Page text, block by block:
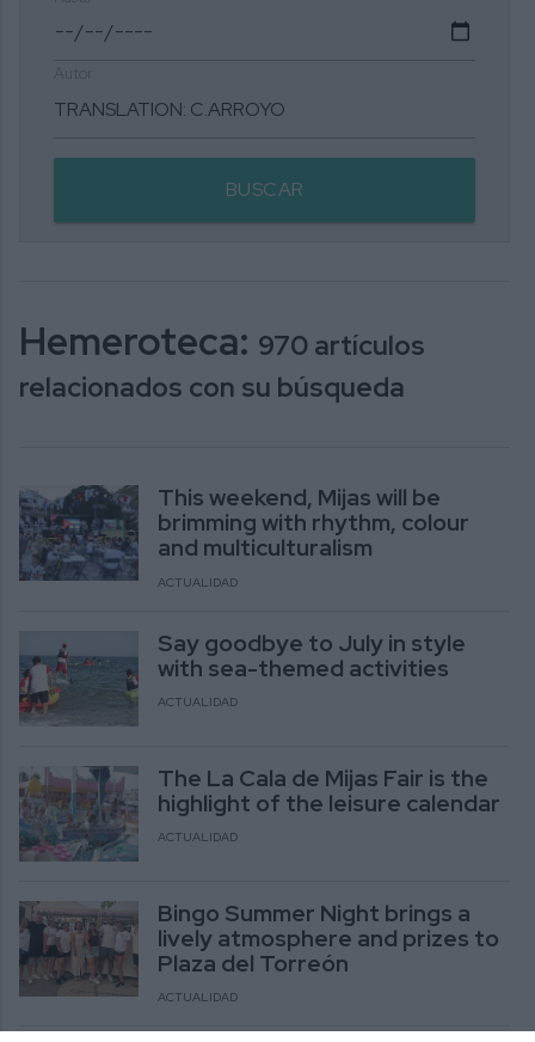
BUSCAR
Hemeroteca: 970 artículos
relacionados con su búsqueda
This weekend, Mijas will be
brimming with rhythm, colour
and multiculturalism
ACTUALIDAD
Say goodbye to July in style
with sea-themed activities
ACTUALIDAD
The La Cala de Mijas Fair is the
highlight of the leisure calendar
ACTUALIDAD
Bingo Summer Night brings a
lively atmosphere and prizes to
Plaza del Torreón
ACTUALIDAD